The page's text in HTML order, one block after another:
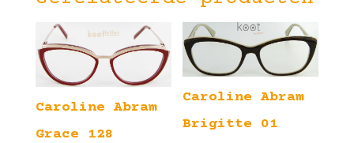
Caroline Abram
Grace 128
Caroline Abram
Brigitte 01